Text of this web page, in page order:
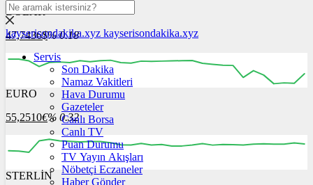
DOLAR
47,7436$% 0.18
12:00 13:00 14:00
EURO
55,2510€% 0.32
12:00 13:00 14:00
STERLİN
kayserisondakika.xyz kayserisondakika.xyz
Servis
Son Dakika
Namaz Vakitleri
Hava Durumu
Gazeteler
Canlı Borsa
Canlı TV
Puan Durumu
TV Yayın Akışları
Nöbetçi Eczaneler
Haber Gönder